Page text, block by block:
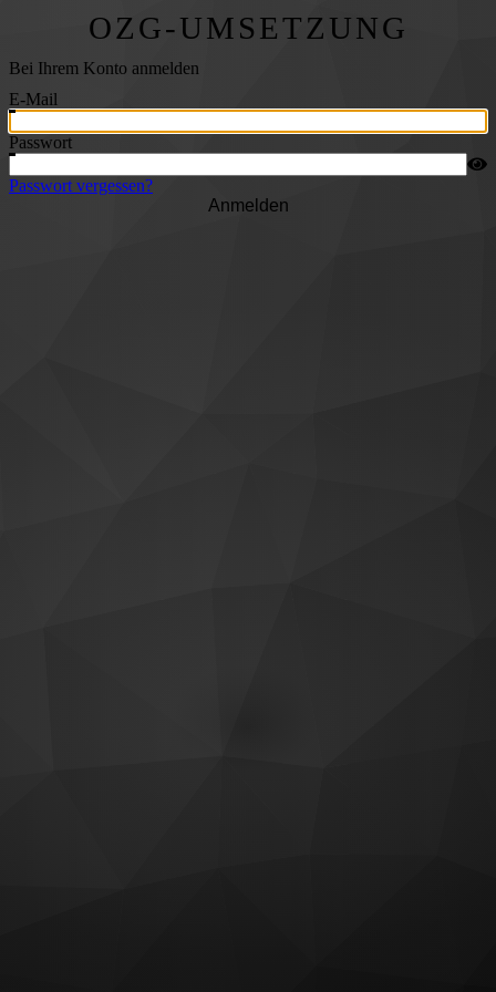
OZG-UMSETZUNG
Bei Ihrem Konto anmelden
E-Mail
Passwort
Passwort vergessen?
Anmelden